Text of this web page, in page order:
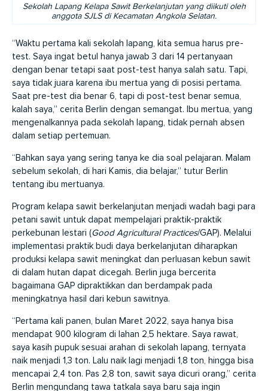
Sekolah Lapang Kelapa Sawit Berkelanjutan yang diikuti oleh
anggota SJLS di Kecamatan Angkola Selatan.
“Waktu pertama kali sekolah lapang, kita semua harus pre-
test. Saya ingat betul hanya jawab 3 dari 14 pertanyaan
dengan benar tetapi saat post-test hanya salah satu. Tapi,
saya tidak juara karena ibu mertua yang di posisi pertama.
Saat pre-test dia benar 6, tapi di post-test benar semua,
kalah saya,” cerita Berlin dengan semangat. Ibu mertua, yang
mengenalkannya pada sekolah lapang, tidak pernah absen
dalam setiap pertemuan.
“Bahkan saya yang sering tanya ke dia soal pelajaran. Malam
sebelum sekolah, di hari Kamis, dia belajar,” tutur Berlin
tentang ibu mertuanya.
Program kelapa sawit berkelanjutan menjadi wadah bagi para
petani sawit untuk dapat mempelajari praktik-praktik
perkebunan lestari (Good Agricultural Practices/GAP). Melalui
implementasi praktik budi daya berkelanjutan diharapkan
produksi kelapa sawit meningkat dan perluasan kebun sawit
di dalam hutan dapat dicegah. Berlin juga bercerita
bagaimana GAP dipraktikkan dan berdampak pada
meningkatnya hasil dari kebun sawitnya.
“Pertama kali panen, bulan Maret 2022, saya hanya bisa
mendapat 900 kilogram di lahan 2,5 hektare. Saya rawat,
saya kasih pupuk sesuai arahan di sekolah lapang, ternyata
naik menjadi 1,3 ton. Lalu naik lagi menjadi 1,8 ton, hingga bisa
mencapai 2,4 ton. Pas 2,8 ton, sawit saya dicuri orang,” cerita
Berlin mengundang tawa tatkala saya baru saja ingin